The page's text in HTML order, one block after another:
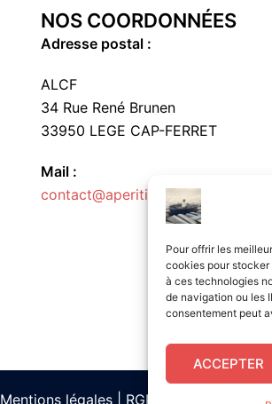
Pour offrir les
cookies pour
à ces technologies
de navigation ou les
consentement peut
ACCEPTER
NOS COORDONNÉES
Adresse postal :
ALCF
34 Rue René Brunen
33950 LEGE CAP-FERRET
Mail :
contact@aperitif-litteraire-cap-
Mentions légales RGPD |